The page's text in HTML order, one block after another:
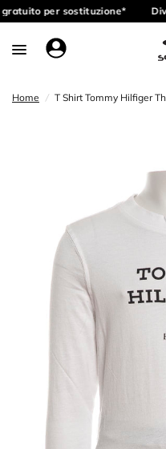
per sostituzione*
Home / T Shirt Tommy Hilfiger